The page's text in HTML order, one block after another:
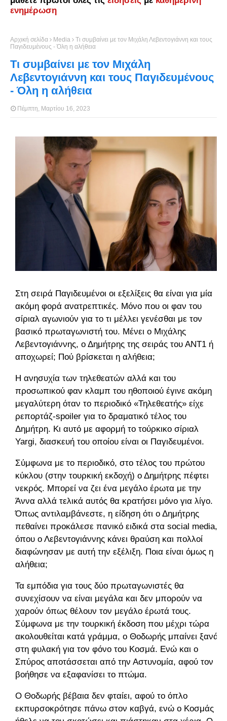
ενημέρωση
Αρχική σελίδα Media
Τι συμβαίνει με τον Μιχάλη Λεβεντογιάννη και τους
Παγιδευμένους - Όλη η αλήθεια
Τι συμβαίνει με τον Μιχάλη
Λεβεντογιάννη και τους Παγιδευμένους
- Όλη η αλήθεια
Πέμπτη, Μαρτίου 16, 2023
Στη σειρά Παγιδευμένοι οι εξελίξεις θα είναι για μία
ακόμη φορά ανατρεπτικές. Μόνο που οι φαν του
σίριαλ αγωνιούν για το τι μέλλει γενέσθαι με τον
βασικό πρωταγωνιστή του. Μένει ο Μιχάλης
Λεβεντογιάννης, ο Δημήτρης της σειράς του ΑΝΤ1 ή
αποχωρεί; Πού βρίσκεται η αλήθεια;
Η ανησυχία των τηλεθεατών αλλά και του
προσωπικού φαν κλαμπ του ηθοποιού έγινε ακόμη
μεγαλύτερη όταν το περιοδικό «Τηλεθεατής» είχε
ρεπορτάζ-spoiler για το δραματικό τέλος του
Δημήτρη. Κι αυτό με αφορμή το τούρκικο σίριαλ
Yargi, διασκευή του οποίου είναι οι Παγιδευμένοι.
Σύμφωνα με το περιοδικό, στο τέλος του πρώτου
κύκλου (στην τουρκική εκδοχή) ο Δημήτρης πέφτει
νεκρός. Μπορεί να ζει ένα μεγάλο έρωτα με την
Άννα αλλά τελικά αυτός θα κρατήσει μόνο για λίγο.
Όπως αντιλαμβάνεστε, η είδηση ότι ο Δημήτρης
πεθαίνει προκάλεσε πανικό ειδικά στα social media,
όπου ο Λεβεντογιάννης κάνει θραύση και πολλοί
διαφώνησαν με αυτή την εξέλιξη. Ποια είναι όμως η
αλήθεια;
Τα εμπόδια για τους δύο πρωταγωνιστές θα
συνεχίσουν να είναι μεγάλα και δεν μπορούν να
χαρούν όπως θέλουν τον μεγάλο έρωτά τους.
Σύμφωνα με την τουρκική έκδοση που μέχρι τώρα
ακολουθείται κατά γράμμα, ο Θοδωρής μπαίνει ξανά
στη φυλακή για τον φόνο του Κοσμά. Ενώ και ο
Σπύρος αποτάσσεται από την Αστυνομία, αφού τον
βοήθησε να εξαφανίσει το πτώμα.
Ο Θοδωρής βέβαια δεν φταίει, αφού το όπλο
εκπυρσοκρότησε πάνω στον καβγά, ενώ ο Κοσμάς